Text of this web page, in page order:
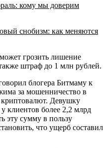
кому мы доверим
снобизм: как меняются
грозить лишение
штраф до 1 млн рублей.
блогера Битмаму к
за мошенничество в
криптовалют. Девушку
клиентов более 2,2 млрд
эту сумму в пользу
что ущерб составил